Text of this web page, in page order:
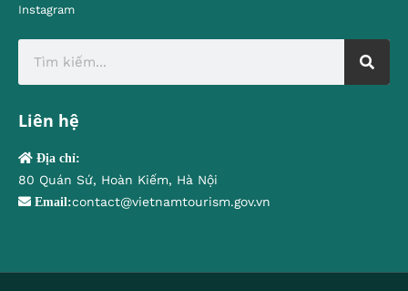
Instagram
Liên hệ
Địa chỉ:
80 Quán Sứ, Hoàn Kiếm, Hà Nội
Email:contact@vietnamtourism.gov.vn